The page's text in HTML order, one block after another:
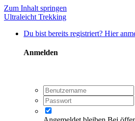
Zum Inhalt springen
Ultraleicht Trekking
Du bist bereits registriert? Hier
Anmelden